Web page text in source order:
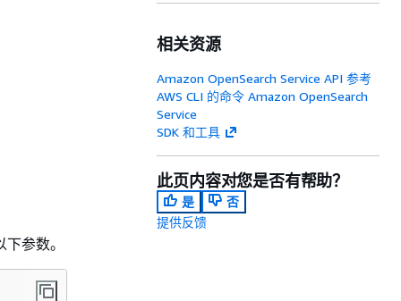
参数。
相关资源
Amazon OpenSearch Service API 参考
AWS CLI 的命令 Amazon OpenSearch
Service
SDK 和工具
此页内容对您是否有帮助？
是
否
提供反馈